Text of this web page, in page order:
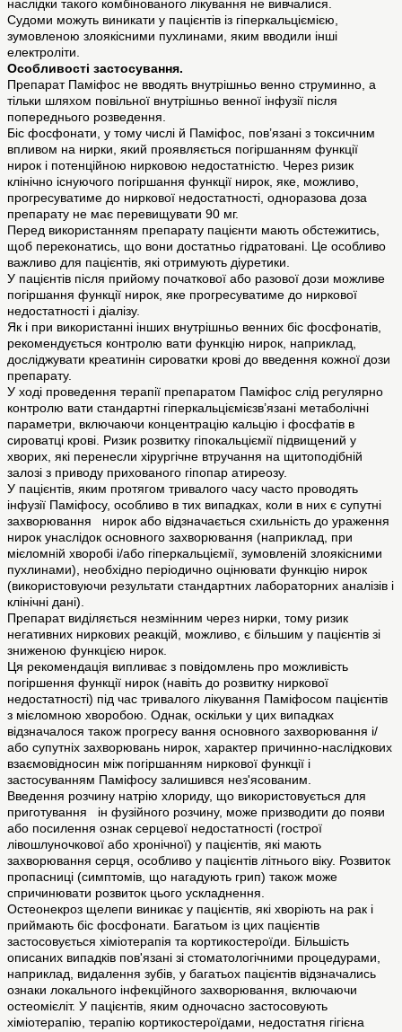
наслідки такого комбінованого лікування не вивчалися.
Судоми можуть виникати у пацієнтів із гіперкальціємією,
зумовленою злоякісними пухлинами, яким вводили інші
електроліти.
Особливості застосування.
Препарат Паміфос не вводять внутрішньо венно струминно, а
тільки шляхом повільної внутрішньо венної інфузії після
попереднього розведення.
Біс фосфонати, у тому числі й Паміфос, пов’язані з токсичним
впливом на нирки, який проявляється погіршанням функції
нирок і потенційною нирковою недостатністю. Через ризик
клінічно існуючого погіршання функції нирок, яке, можливо,
прогресуватиме до ниркової недостатності, одноразова доза
препарату не має перевищувати 90 мг.
Перед використанням препарату пацієнти мають обстежитись,
щоб переконатись, що вони достатньо гідратовані. Це особливо
важливо для пацієнтів, які отримують діуретики.
У пацієнтів після прийому початкової або разової дози можливе
погіршання функції нирок, яке прогресуватиме до ниркової
недостатності і діалізу.
Як і при використанні інших внутрішньо венних біс фосфонатів,
рекомендується контролю вати функцію нирок, наприклад,
досліджувати креатинін сироватки крові до введення кожної дози
препарату.
У ході проведення терапії препаратом Паміфос слід регулярно
контролю вати стандартні гіперкальціємієзв’язані метаболічні
параметри, включаючи концентрацію кальцію і фосфатів в
сироватці крові. Ризик розвитку гіпокальціємії підвищений у
хворих, які перенесли хірургічне втручання на щитоподібній
залозі з приводу прихованого гіпопар атиреозу.
У пацієнтів, яким протягом тривалого часу часто проводять
інфузії Паміфосу, особливо в тих випадках, коли в них є супутні
захворювання нирок або відзначається схильність до ураження
нирок унаслідок основного захворювання (наприклад, при
мієломній хворобі і/або гіперкальціємії, зумовленій злоякісними
пухлинами), необхідно періодично оцінювати функцію нирок
(використовуючи результати стандартних лабораторних аналізів і
клінічні дані).
Препарат виділяється незмінним через нирки, тому ризик
негативних ниркових реакцій, можливо, є більшим у пацієнтів зі
зниженою функцією нирок.
Ця рекомендація випливає з повідомлень про можливість
погіршення функції нирок (навіть до розвитку ниркової
недостатності) під час тривалого лікування Паміфосом пацієнтів
з мієломною хворобою. Однак, оскільки у цих випадках
відзначалося також прогресу вання основного захворювання і/
або супутніх захворювань нирок, характер причинно-наслідкових
взаємовідносин між погіршанням ниркової функції і
застосуванням Паміфосу залишився нез'ясованим.
Введення розчину натрію хлориду, що використовується для
приготування ін фузійного розчину, може призводити до появи
або посилення ознак серцевої недостатності (гострої
лівошлуночкової або хронічної) у пацієнтів, які мають
захворювання серця, особливо у пацієнтів літнього віку. Розвиток
пропасниці (симптомів, що нагадують грип) також може
спричинювати розвиток цього ускладнення.
Остеонекроз щелепи виникає у пацієнтів, які хворіють на рак і
приймають біс фосфонати. Багатьом із цих пацієнтів
застосовується хіміотерапія та кортикостероїди. Більшість
описаних випадків пов'язані зі стоматологічними процедурами,
наприклад, видалення зубів, у багатьох пацієнтів відзначались
ознаки локального інфекційного захворювання, включаючи
остеомієліт. У пацієнтів, яким одночасно застосовують
хіміотерапію, терапію кортикостероїдами, недостатня гігієна